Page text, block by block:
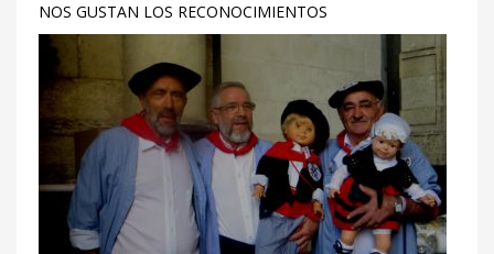
NOS GUSTAN LOS RECONOCIMIENTOS